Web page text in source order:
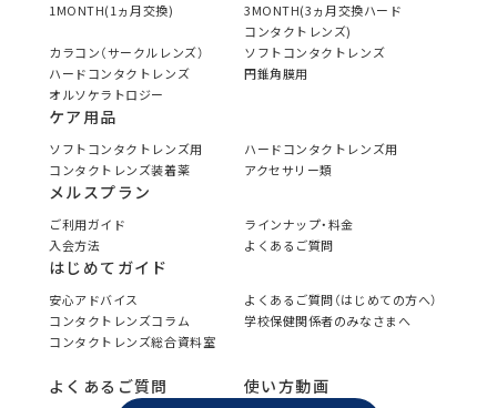
1MONTH(1ヵ月交換)
3MONTH(3ヵ月交換ハード
コンタクトレンズ)
カラコン（サークルレンズ）
ソフトコンタクトレンズ
ハードコンタクトレンズ
円錐角膜用
オルソケラトロジー
ケア用品
ソフトコンタクトレンズ用
ハードコンタクトレンズ用
コンタクトレンズ装着薬
アクセサリー類
メルスプラン
ご利用ガイド
ラインナップ・料金
入会方法
よくあるご質問
はじめてガイド
安心アドバイス
よくあるご質問（はじめての方へ）
コンタクトレンズコラム
学校保健関係者のみなさまへ
コンタクトレンズ総合資料室
よくあるご質問 使い方動画